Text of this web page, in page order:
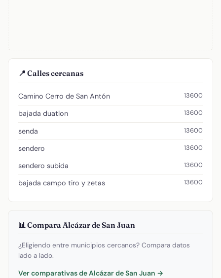
📍 Calles cercanas
Camino Cerro de San Antón 13600
bajada duatlon 13600
senda 13600
sendero 13600
sendero subida 13600
bajada campo tiro y zetas 13600
📊 Compara Alcázar de San Juan
¿Eligiendo entre municipios cercanos? Compara datos
lado a lado.
Ver comparativas de Alcázar de San Juan →